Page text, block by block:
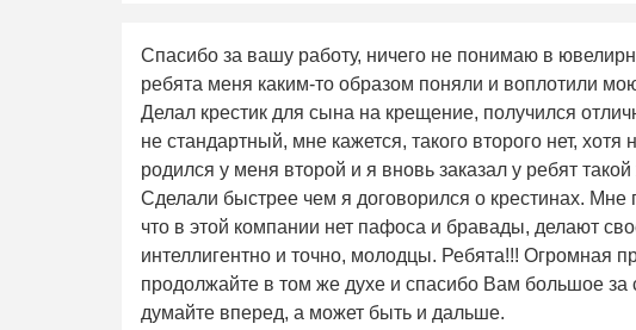
Спасибо за вашу работу, ничего не понимаю в
ребята меня каким-то образом поняли и воплотили
Делал крестик для сына на крещение, получился
не стандартный, мне кажется, такого второго нет, хотя
родился у меня второй и я вновь заказал у ребят такой
Сделали быстрее чем я договорился о крестинах. Мне
что в этой компании нет пафоса и бравады, делают
интеллигентно и точно, молодцы. Ребята!!! Огромная
продолжайте в том же духе и спасибо Вам большое за
думайте вперед, а может быть и дальше.